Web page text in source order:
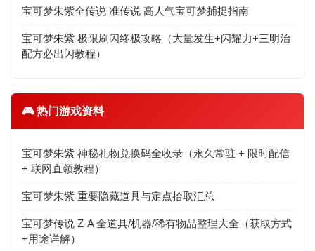
宝可梦朱紫全传说 准传说 高人气宝可梦捕捉指南
宝可梦朱紫 极限刷闪终极攻略（大量发生+闪耀力+三明治
配方必出闪教程）
🎮 热门游戏资料
宝可梦朱紫 神秘礼物兑换码全收录（永久常驻 + 限时配信
+ 联网直领教程）
宝可梦朱紫 重要隐藏道具与定点拾取汇总
宝可梦传说 Z-A 全道具/机器/稀有物品整理大全（获取方式
+用途详解）